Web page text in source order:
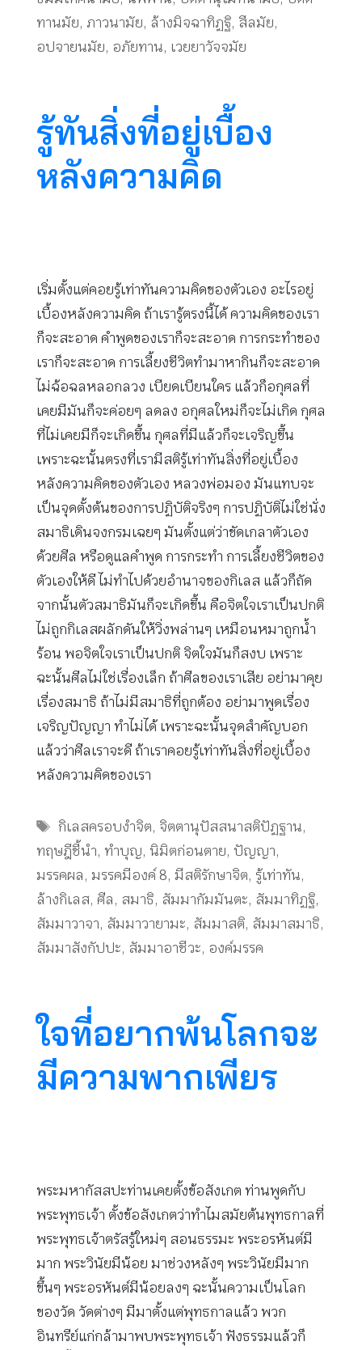
ทานมัย, ภาวนามัย, ล้างมิจฉาทิฏฐิ, สีลมัย,
อปจายนมัย, อภัยทาน, เวยยาวัจจมัย
รู้ทันสิ่งที่อยู่เบื้อง
หลังความคิด
เริ่มตั้งแต่คอยรู้เท่าทันความคิดของตัวเอง อะไรอยู่
เบื้องหลังความคิด ถ้าเรารู้ตรงนี้ได้ ความคิดของเรา
ก็จะสะอาด คำพูดของเราก็จะสะอาด การกระทำของ
เราก็จะสะอาด การเลี้ยงชีวิตทำมาหากินก็จะสะอาด
ไม่ฉ้อฉลหลอกลวง เบียดเบียนใคร แล้วก็อกุศลที่
เคยมีมันก็จะค่อยๆ ลดลง อกุศลใหม่ก็จะไม่เกิด กุศล
ที่ไม่เคยมีก็จะเกิดขึ้น กุศลที่มีแล้วก็จะเจริญขึ้น
เพราะฉะนั้นตรงที่เรามีสติรู้เท่าทันสิ่งที่อยู่เบื้อง
หลังความคิดของตัวเอง หลวงพ่อมอง มันแทบจะ
เป็นจุดตั้งต้นของการปฏิบัติจริงๆ การปฏิบัติไม่ใช่นั่ง
สมาธิเดินจงกรมเฉยๆ มันตั้งแต่ว่าขัดเกลาตัวเอง
ด้วยศีล หรือดูแลคำพูด การกระทำ การเลี้ยงชีวิตของ
ตัวเองให้ดี ไม่ทำไปด้วยอำนาจของกิเลส แล้วก็ถัด
จากนั้นตัวสมาธิมันก็จะเกิดขึ้น คือจิตใจเราเป็นปกติ
ไม่ถูกกิเลสผลักดันให้วิ่งพล่านๆ เหมือนหมาถูกน้ำ
ร้อน พอจิตใจเราเป็นปกติ จิตใจมันก็สงบ เพราะ
ฉะนั้นศีลไม่ใช่เรื่องเล็ก ถ้าศีลของเราเสีย อย่ามาคุย
เรื่องสมาธิ ถ้าไม่มีสมาธิที่ถูกต้อง อย่ามาพูดเรื่อง
เจริญปัญญา ทำไม่ได้ เพราะฉะนั้นจุดสำคัญบอก
แล้วว่าศีลเราจะดี ถ้าเราคอยรู้เท่าทันสิ่งที่อยู่เบื้อง
หลังความคิดของเรา
Tags
กิเลสครอบงำจิต, จิตตานุปัสสนาสติปัฏฐาน,
ทฤษฎีชี้นำ, ทำบุญ, นิมิตก่อนตาย, ปัญญา,
มรรคผล, มรรคมีองค์ 8, มีสติรักษาจิต, รู้เท่าทัน,
ล้างกิเลส, ศีล, สมาธิ, สัมมากัมมันตะ, สัมมาทิฏฐิ,
สัมมาวาจา, สัมมาวายามะ, สัมมาสติ, สัมมาสมาธิ,
สัมมาสังกัปปะ, สัมมาอาชีวะ, องค์มรรค
ใจที่อยากพ้นโลกจะ
มีความพากเพียร
พระมหากัสสปะท่านเคยตั้งข้อสังเกต ท่านพูดกับ
พระพุทธเจ้า ตั้งข้อสังเกตว่าทำไมสมัยต้นพุทธกาลที่
พระพุทธเจ้าตรัสรู้ใหม่ๆ สอนธรรมะ พระอรหันต์มี
มาก พระวินัยมีน้อย มาช่วงหลังๆ พระวินัยมีมาก
ขึ้นๆ พระอรหันต์มีน้อยลงๆ ฉะนั้นความเป็นโลก
ของวัด วัดต่างๆ มีมาตั้งแต่พุทธกาลแล้ว พวก
อินทรีย์แก่กล้ามาพบพระพุทธเจ้า ฟังธรรมแล้วก็